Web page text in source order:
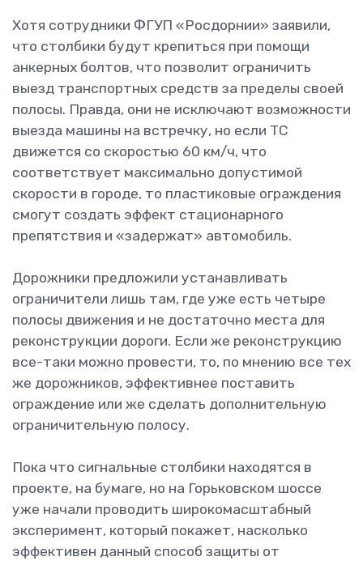
Хотя сотрудники ФГУП «Росдорнии» заявили,
что столбики будут крепиться при помощи
анкерных болтов, что позволит ограничить
выезд транспортных средств за пределы своей
полосы. Правда, они не исключают возможности
выезда машины на встречку, но если ТС
движется со скоростью 60 км/ч, что
соответствует максимально допустимой
скорости в городе, то пластиковые ограждения
смогут создать эффект стационарного
препятствия и «задержат» автомобиль.
Дорожники предложили устанавливать
ограничители лишь там, где уже есть четыре
полосы движения и не достаточно места для
реконструкции дороги. Если же реконструкцию
все-таки можно провести, то, по мнению все тех
же дорожников, эффективнее поставить
ограждение или же сделать дополнительную
ограничительную полосу.
Пока что сигнальные столбики находятся в
проекте, на бумаге, но на Горьковском шоссе
уже начали проводить широкомасштабный
эксперимент, который покажет, насколько
эффективен данный способ защиты от